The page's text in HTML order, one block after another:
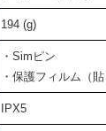
194 (g)
・Simピン
・保護フィルム（貼
IPX5